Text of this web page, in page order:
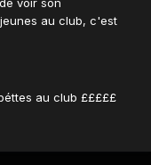
au club, c'est
au club £££££